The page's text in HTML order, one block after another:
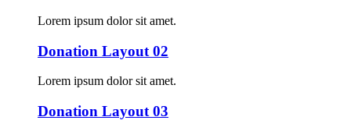
Lorem ipsum dolor sit amet.
Donation Layout 02
Lorem ipsum dolor sit amet.
Donation Layout 03